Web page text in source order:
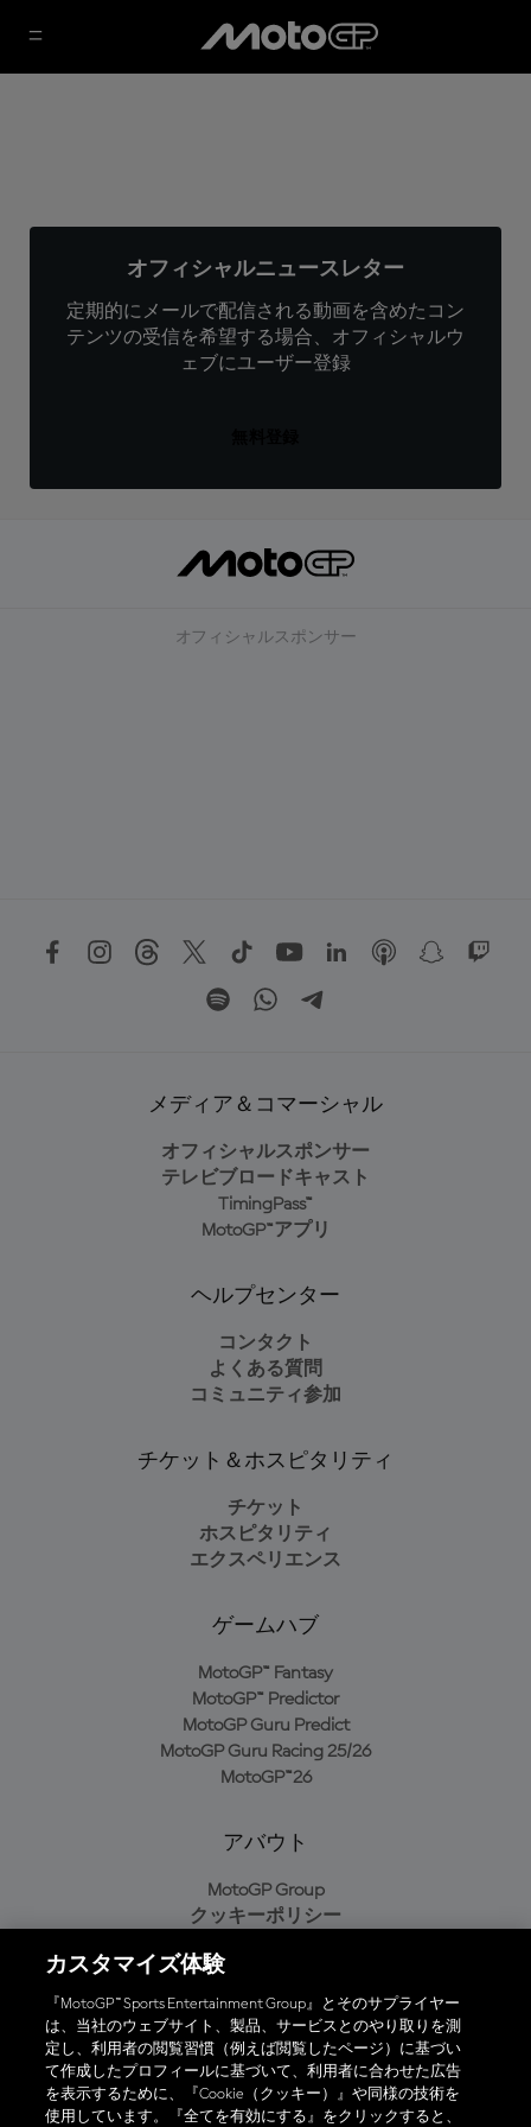
オフィシャルニュースレター
定期的にメールで配信される動画を含めたコン
テンツの受信を希望する場合、オフィシャルウ
ェブにユーザー登録
オフィシャルスポンサー
メディア＆コマーシャル
オフィシャルスポンサー
テレビブロードキャスト
TimingPass™
MotoGP™アプリ
ヘルプセンター
コンタクト
よくある質問
コミュニティ参加
チケット＆ホスピタリティ
チケット
ホスピタリティ
エクスペリエンス
ゲームハブ
MotoGP™ Fantasy
MotoGP™ Predictor
MotoGP Guru Predict
MotoGP Guru Racing 25/26
MotoGP™26
アバウト
MotoGP Group
クッキーポリシー
プライバシーポリシー
購入ポリシー
オフィシャルアプリ
カスタマイズ体験
『MotoGP™ Sports Entertainment Group』とそのサプライヤー
は、当社のウェブサイト、製品、サービスとのやり取りを測
定し、利用者の閲覧習慣（例えば閲覧したページ）に基づい
て作成したプロフィールに基づいて、利用者に合わせた広告
を表示するために、『Cookie（クッキー）』や同様の技術を
使用しています。『全てを有効にする』をクリックすると、